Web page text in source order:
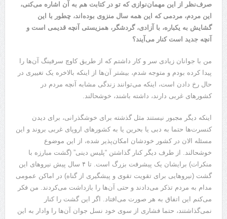
صرف‌نظر از این مهمان‌نوازی که تو در کتابت هم به آن اشاره می‌کنی،
این مردم، مردمی که این همه سال منزوی بوده‌اند، چطور با این
گشایش به یکباره، با آزادی، گردشگر، همزیستی آنچه قدیمی است و
آنچه جدید است کنار می‌آیند؟
من با جوانان زیادی سر و کار داشتم که از طریق کاوچ سرفینگ آن‌ها را
پیدا کرده بودم و متوجه شدم، بیشتر آن‌ها از اینکه بالاخره یک تغییری در
حال رخ دادن است، اینکه می‌توانند زندگی مشابه آنچه مردم در
کشور‌های غربی دارند، داشته باشند، خوشحالند.
اینکه دیگر مجبور نیستند مثل گذشته برای خوشگذرانی، برای دیدن
کنسرت‌ها حتما به دبی یا بحرین یا به کشور‌های اروپای غربی بروند و این
مسئله الان در کشور خودشان امکان‌پذیر شده، از این موضوع
خوشحالند. از طرف دیگر کنار گذاشتن “پلیس دینی” (گشت مبارزه با
منکرات) برایشان یک پیشرفت بزرگ است. تا ۴ سال پیش نیرو‌های این
گشت (نیرو‌هایی برای تقویت تقوی و پیشگیری از گناه) در اماکن عمومی
مدام به مردم تذکر می‌دادند و حتی آن‌ها را بازداشت می‌کردند. من فکر
می‌کنم این اتفاق به هر صورت می‌افتاد. اگر این گشت را کنار
نمی‌گذاشتند، حتما فشاری از سوی خود نسل جوان آن‌ها را وادار به این